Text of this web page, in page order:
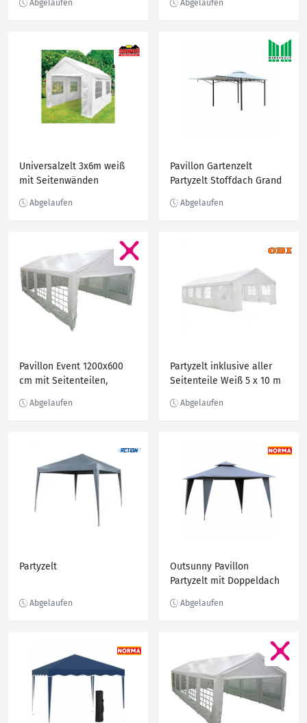
Universalzelt 3x6m weiß
mit Seitenwänden
Pavillon Gartenzelt
Partyzelt Stoffdach Grand
Pavillon Event 1200x600
cm mit Seitenteilen,
Partyzelt inklusive aller
Seitenteile Weiß 5 x 10 m
Partyzelt
Outsunny Pavillon
Partyzelt mit Doppeldach
Gartenlaube Metall